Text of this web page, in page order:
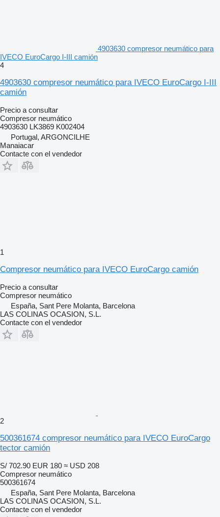
4903630 compresor neumático para
IVECO EuroCargo I-III camión
4
4903630 compresor neumático para IVECO EuroCargo I-III
camión
Precio a consultar
Compresor neumático
4903630 LK3869 K002404
Portugal, ARGONCILHE
Manaiacar
Contacte con el vendedor
1
Compresor neumático para IVECO EuroCargo camión
Precio a consultar
Compresor neumático
España, Sant Pere Molanta, Barcelona
LAS COLINAS OCASION, S.L.
Contacte con el vendedor
2
500361674 compresor neumático para IVECO EuroCargo
tector camión
S/ 702.90 EUR 180 ≈ USD 208
Compresor neumático
500361674
España, Sant Pere Molanta, Barcelona
LAS COLINAS OCASION, S.L.
Contacte con el vendedor